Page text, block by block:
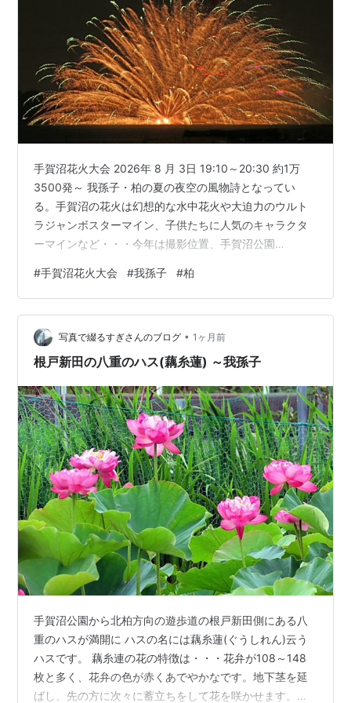
手賀沼花火大会 2026年 8 月 3日 19:10～20:30 約1万
3500発～ 我孫子・柏の夏の夜空の風物詩となってい
る。手賀沼の花火は幻想的な水中花火や大迫力のウルト
ラジャンボスターマイン、子供たちに人気のキャラクタ
ーマインなど・・・今年は撮影位置、手賀沼公園
火 ランキング参加中gooからきました ランキング参加中
はてなブログ【シニア部門】 ランキング参加中写真・カ
メラ ランキング参加中旅行・お出かけ（国内） ランキン
グ参加中お写んぽ日記 ランキング参加中アクセスの輪 ラ
ンキング参加中神輿・山車・よさこい・阿波踊り 祭り ラ
#手賀沼花火大会 #我孫子 #柏
写真で綴るすぎさんのブログ • 1ヶ月前
根戸新田の八重のハス(藕糸蓮) ～我孫子
手賀沼公園から北柏方向の遊歩道の根戸新田側にある八
重のハスが満開に ハスの名には藕糸蓮(ぐうしれん)云う
ハスです。 藕糸連の花の特徴は・・・花弁が108～148
枚と多く、花弁の色が赤くあでやかなです。地下茎を延
ばし、先の方に次々に蓄立ちをして花を咲かせます。蓮